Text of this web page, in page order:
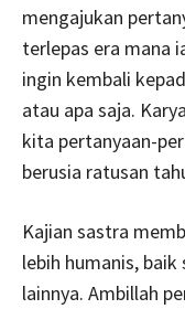
mengajukan
terlepas era mana
ingin kembali
atau apa saja.
kita pertanyaan-
berusia ratusan
Kajian sastra
lebih humanis,
lainnya. Ambillah